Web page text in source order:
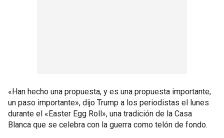
«Han hecho una propuesta, y es una propuesta importante,
un paso importante», dijo Trump a los periodistas el lunes
durante el «Easter Egg Roll», una tradición de la Casa
Blanca que se celebra con la guerra como telón de fondo.